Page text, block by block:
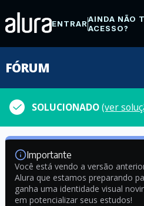
ENTRARAINDA NÃO
ACESSO?
FÓRUM
SOLUCIONADO(ver
Importante
Você está vendo a versão
Alura que estamos preparando
ganha uma identidade visual
em potencializar seus estudos!